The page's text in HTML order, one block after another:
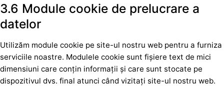
3.6 Module cookie de prelucrare a
datelor
Utilizăm module cookie pe site-ul nostru web pentru a furniza
serviciile noastre. Modulele cookie sunt fișiere text de mici
dimensiuni care conțin informații și care sunt stocate pe
dispozitivul dvs. final atunci când vizitați site-ul nostru web.